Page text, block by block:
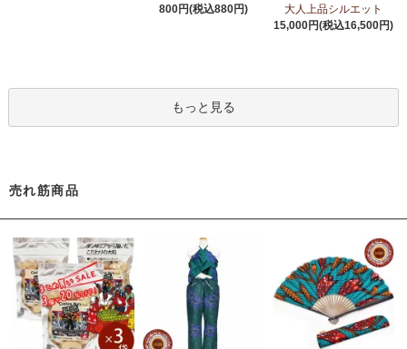
ウエルネス アロマ カテゴリーに新入荷！
ハイクオリティ◇で仕立てた新作登場！『ニッポンの技×アフリカ
の色』
5/14： アフリカンピアス
荷！～天然素材 環境配慮したエシカル製品～
5/14：アフリカンネックレス
アフリカンアクセサリーコーナー新
入荷！～天然素材 環境配慮したエシカル製品～
5/4：ノーカラーボレロジャケット新入荷！～キテンゲ◇ハイクオ
リティ◇で仕立てた新作登場！『ニッポンの技×アフリカの色』
800円(税込880円)
大人上品シルエット
15,000円(税込16,500円)
もっと見る
売れ筋商品